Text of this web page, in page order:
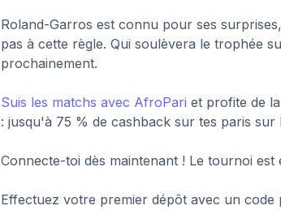
Roland-Garros est connu pour ses
pas à cette règle. Qui soulèvera le trophée
prochainement.
Suis les matchs avec AfroPari et profite de
: jusqu'à 75 % de cashback sur tes paris sur
Connecte-toi dès maintenant ! Le tournoi est
Effectuez votre premier dépôt avec un